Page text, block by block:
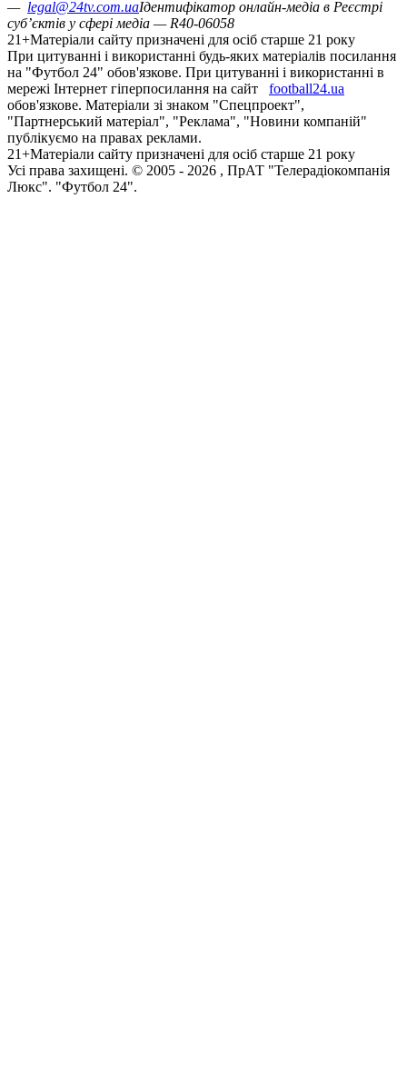
— legal@24tv.com.uaІдентифікатор онлайн-медіа в Реєстрі
суб’єктів у сфері медіа — R40-06058
21+Матеріали сайту призначені для осіб старше 21 року
При цитуванні і використанні будь-яких матеріалів посилання
на "Футбол 24" обов'язкове. При цитуванні і використанні в
мережі Інтернет гіперпосилання на сайт
football24.ua
обов'язкове. Матеріали зі знаком "Спецпроект",
"Партнерський матеріал", "Реклама", "Новини компаній"
публікуємо на правах реклами.
21+Матеріали сайту призначені для осіб старше 21 року
Усi права захищенi. © 2005 - 2026 , ПрАТ "Телерадіокомпанія
Люкс". "Футбол 24".